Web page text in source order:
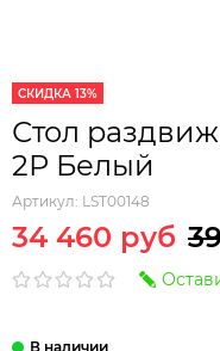
СКИДКА 13%
Стол
2Р Белый
Артикул: LST00148
34 460 руб